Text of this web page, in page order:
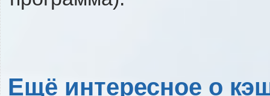
Ещё интересное о